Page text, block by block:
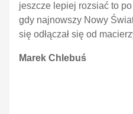
jeszcze lepiej rozsiać to
gdy najnowszy Nowy
się odłączał się od
Marek Chlebuś